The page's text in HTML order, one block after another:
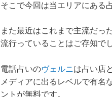
そこで今回は当エリアにある
また最近はこれまで主流だっ
流行っていることはご存知で
電話占いのヴェルニは占い店
メディアに出るレベルで有名
ントが無料です。